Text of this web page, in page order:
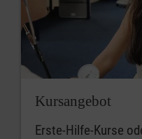
Kursangebot
Erste-Hilfe-Kurse